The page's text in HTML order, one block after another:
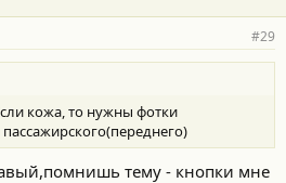
#29
кожа, то нужны фотки
тему - кнопки мне